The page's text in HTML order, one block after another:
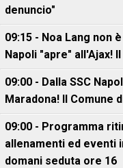
denuncio"
09:15 - Noa Lang non
Napoli "apre" all'Ajax!
09:00 - Dalla SSC
Maradona! Il Comune
09:00 - Programma
allenamenti ed eventi
domani seduta ore 16